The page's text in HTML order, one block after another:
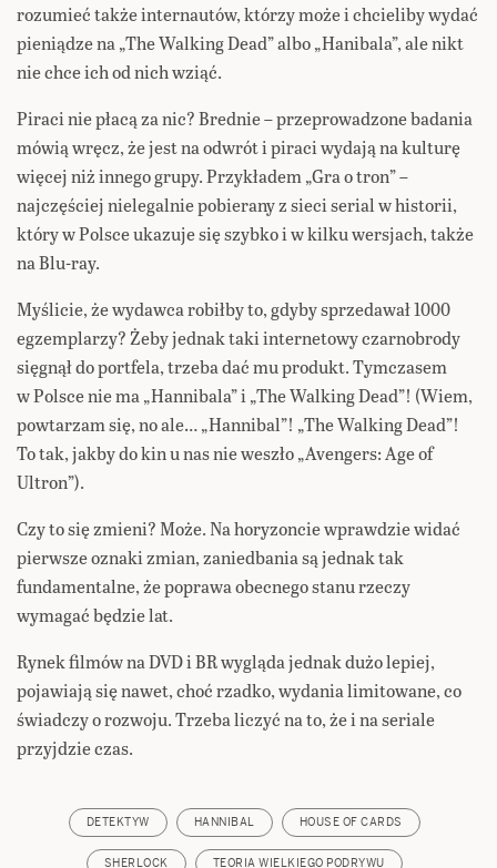
rozumieć także internautów, którzy może i chcieliby wydać
pieniądze na „The Walking Dead” albo „Hanibala”, ale nikt
nie chce ich od nich wziąć.
Piraci nie płacą za nic? Brednie – przeprowadzone badania
mówią wręcz, że jest na odwrót i piraci wydają na kulturę
więcej niż innego grupy. Przykładem „Gra o tron” –
najczęściej nielegalnie pobierany z sieci serial w historii,
który w Polsce ukazuje się szybko i w kilku wersjach, także
na Blu-ray.
Myślicie, że wydawca robiłby to, gdyby sprzedawał 1000
egzemplarzy? Żeby jednak taki internetowy czarnobrody
sięgnął do portfela, trzeba dać mu produkt. Tymczasem
w Polsce nie ma „Hannibala” i „The Walking Dead”! (Wiem,
powtarzam się, no ale… „Hannibal”! „The Walking Dead”!
To tak, jakby do kin u nas nie weszło „Avengers: Age of
Ultron”).
Czy to się zmieni? Może. Na horyzoncie wprawdzie widać
pierwsze oznaki zmian, zaniedbania są jednak tak
fundamentalne, że poprawa obecnego stanu rzeczy
wymagać będzie lat.
Rynek filmów na DVD i BR wygląda jednak dużo lepiej,
pojawiają się nawet, choć rzadko, wydania limitowane, co
świadczy o rozwoju. Trzeba liczyć na to, że i na seriale
przyjdzie czas.
DETEKTYW HANNIBAL HOUSE OF CARDS
SHERLOCK TEORIA WIELKIEGO PODRYWU